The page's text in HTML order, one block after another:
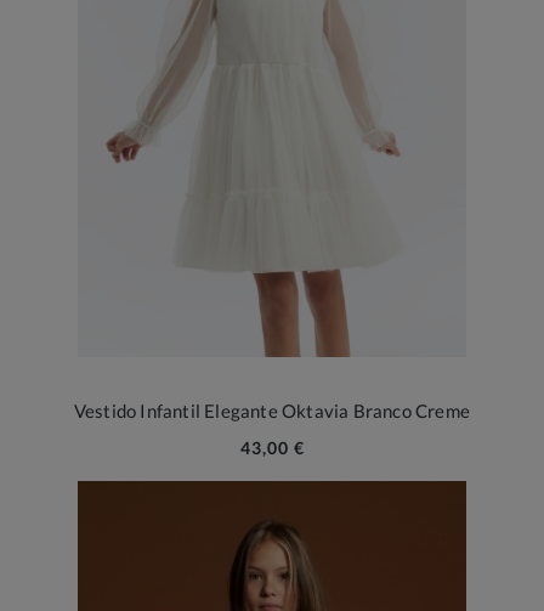
Vestido Infantil Elegante Oktavia Branco Creme
43,00 €